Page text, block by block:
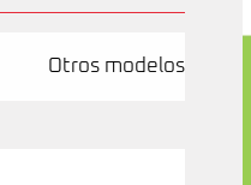
Otros modelos